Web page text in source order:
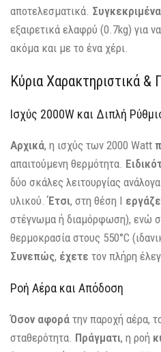
αποτελεσματικά. Συγκεκριμένα
εξαιρετικά ελαφρύ (0.7kg) για
ακόμα και με το ένα χέρι.
Κύρια Χαρακτηριστικά
Ισχύς 2000W και Διπλή
Αρχικά, η ισχύς των 2000 Watt
απαιτούμενη θερμότητα.
δύο σκάλες λειτουργίας
υλικού.Έτσι, στη θέση I
στέγνωμα ή διαμόρφωση), ενώ
θερμοκρασία στους 550°C
Συνεπώς, έχετε τον πλήρη
Ροή Αέρα και Απόδοση
Όσον αφορά την παροχή αέρα,
σταθερότητα. Πράγματι, η ροή